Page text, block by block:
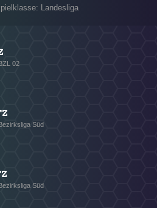
Landesliga
02
Süd
Süd